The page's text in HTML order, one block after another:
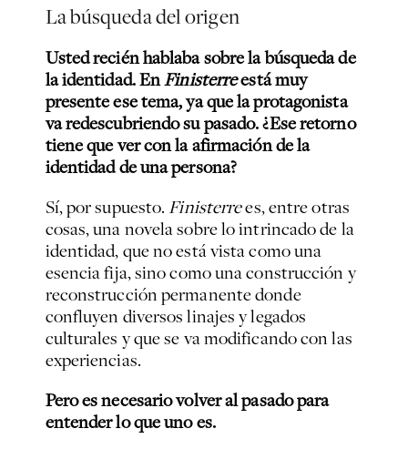
La búsqueda del origen
Usted recién hablaba sobre la búsqueda de
la identidad. EnFinisterreestá muy
presente ese tema, ya que la protagonista
va redescubriendo su pasado. ¿Ese retorno
tiene que ver con la afirmación de la
identidad de una persona?
Sí, por supuesto.Finisterrees, entre otras
cosas, una novela sobre lo intrincado de la
identidad, que no está vista como una
esencia fija, sino como una construcción y
reconstrucción permanente donde
confluyen diversos linajes y legados
culturales y que se va modificando con las
experiencias.
Pero es necesario volver al pasado para
entender lo que uno es.